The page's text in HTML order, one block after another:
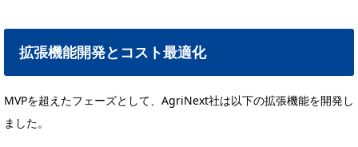
拡張機能開発とコスト最適化
MVPを超えたフェーズとして、AgriNext社は以下の拡張機能を開発し
ました。